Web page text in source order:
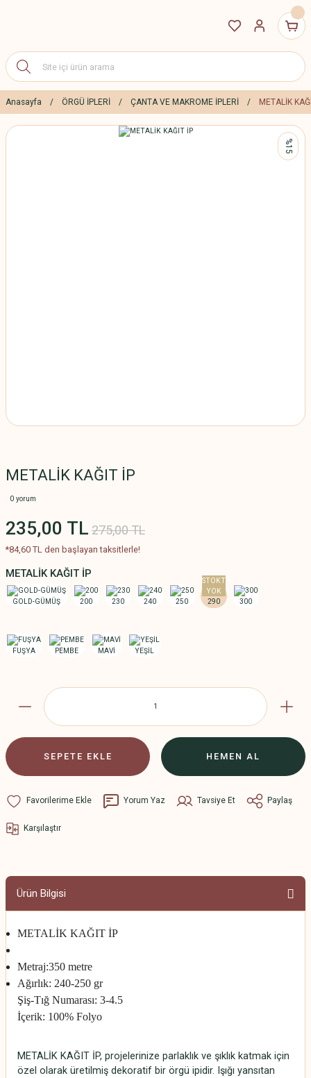
Anasayfa ÖRGÜ İPLERİ ÇANTA VE MAKROME İPLERİ METALİK
%15
METALİK KAĞIT İP
0 yorum
235,00 TL 275,00 TL
*84,60 TL den başlayan taksitlerle!
METALİK KAĞIT İP
SEPETE EKLE HEMEN AL
Yorum Yaz Tavsiye Et Paylaş
Karşılaştır
Ürün Bilgisi
METALİK KAĞIT İP
Metraj:350 metre
Ağırlık: 240-250 gr
Şiş-Tığ Numarası: 3-4.5
İçerik: 100% Folyo
METALİK KAĞIT İP, projelerinize parlaklık ve şıklık katmak için
özel olarak üretilmiş dekoratif bir örgü ipidir. Işığı yansıtan